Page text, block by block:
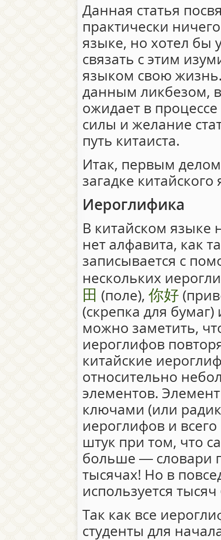
Данная статья
практически
языке, но хотел бы
связать с этим
языком свою
данным ликбезом,
ожидает в
силы и желание
путь китаиста.
Итак, первым
загадке китайского
Иероглифика
В китайском языке
нет алфавита, как
записывается с
нескольких
田 (поле), 你好
(скрепка для
можно заметить,
иероглифов
китайские
относительно
элементов.
ключами (или
иероглифов и
штук при том, что
больше — словари
тысячах! Но в
используется тысяч
Так как все
студенты для